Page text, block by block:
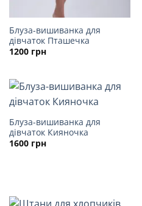
Блуза-вишиванка для
дівчаток Пташечка
1200 грн
Блуза-вишиванка для
дівчаток Кияночка
1600 грн